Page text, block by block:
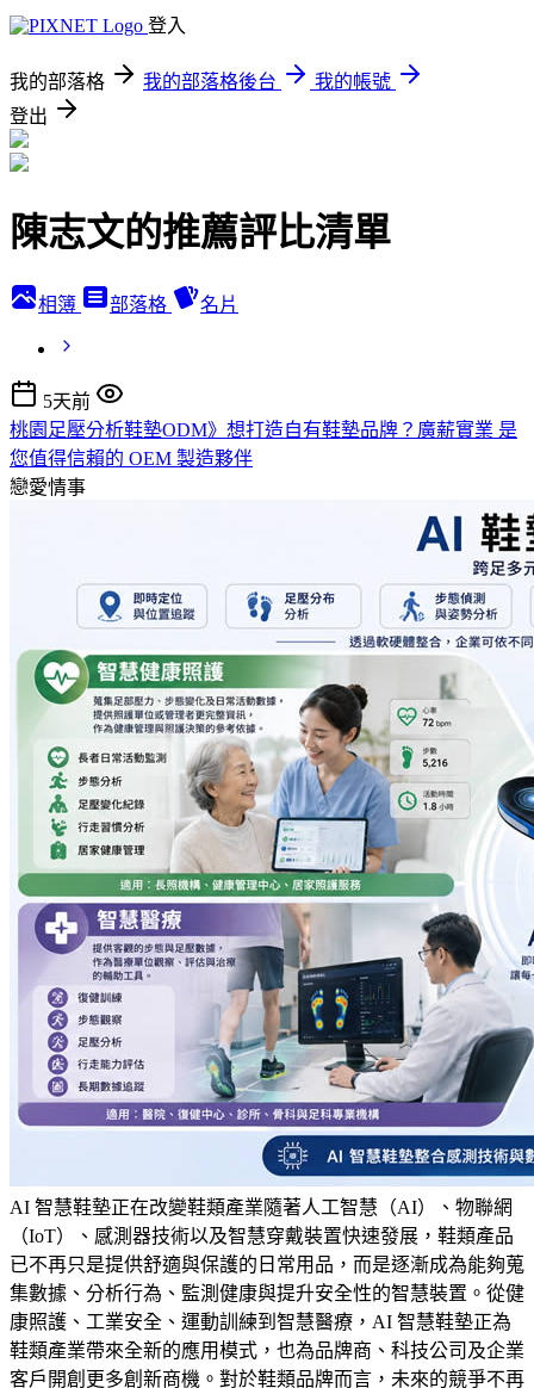
登入
我的部落格 我的部落格後台
我的帳號
登出
陳志文的推薦評比清單
相簿 部落格 名片
5天前
桃園足壓分析鞋墊ODM》想打造自有鞋墊品牌？廣薪實業 是
您值得信賴的 OEM 製造夥伴
戀愛情事
AI 智慧鞋墊正在改變鞋類產業隨著人工智慧（AI）、物聯網
（IoT）、感測器技術以及智慧穿戴裝置快速發展，鞋類產品
已不再只是提供舒適與保護的日常用品，而是逐漸成為能夠蒐
集數據、分析行為、監測健康與提升安全性的智慧裝置。從健
康照護、工業安全、運動訓練到智慧醫療，AI 智慧鞋墊正為
鞋類產業帶來全新的應用模式，也為品牌商、科技公司及企業
客戶開創更多創新商機。對於鞋類品牌而言，未來的競爭不再